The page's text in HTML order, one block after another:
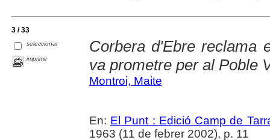
3 / 33
seleccionar
imprimir
Corbera d'Ebre reclama
va prometre per al Poble
Montroi, Maite
En: El Punt : Edició Camp de
1963 (11 de febrer 2002), p. 11